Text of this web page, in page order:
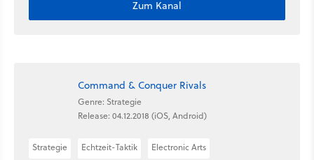
Zum Kanal
Command & Conquer Rivals
Genre: Strategie
Release: 04.12.2018 (iOS, Android)
Strategie Echtzeit-Taktik Electronic Arts